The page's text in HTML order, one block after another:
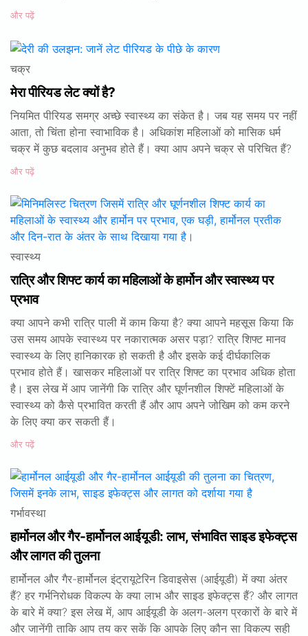
और पढ़ें
चक्र
मेरा पीरियड लेट क्यों है?
नियमित पीरियड समग्र अच्छे स्वास्थ्य का संकेत है। जब यह समय पर नहीं
आता, तो चिंता होना स्वाभाविक है। अधिकांश महिलाओं को मासिक धर्म
चक्र में कुछ बदलाव अनुभव होते हैं। क्या आप अपने चक्र से परिचित हैं?
और पढ़ें
स्वास्थ्य
रात्रि और शिफ्ट कार्य का महिलाओं के हार्मोन और स्वास्थ्य पर
प्रभाव
क्या आपने कभी रात्रि पाली में काम किया है? क्या आपने महसूस किया कि
उस समय आपके स्वास्थ्य पर नकारात्मक असर पड़ा? रात्रि शिफ्ट मानव
स्वास्थ्य के लिए हानिकारक हो सकती है और इसके कई दीर्घकालिक
प्रभाव होते हैं। खासकर महिलाओं पर रात्रि शिफ्ट का प्रभाव अधिक होता
है। इस लेख में आप जानेंगी कि रात्रि और घूर्णनशील शिफ्टें महिलाओं के
स्वास्थ्य को कैसे प्रभावित करती हैं और आप अपने जोखिम को कम करने
के लिए क्या कर सकती हैं।
और पढ़ें
गर्भावस्था
हार्मोनल और गैर-हार्मोनल आईयूडी: लाभ, संभावित साइड इफेक्ट्स
और लागत की तुलना
हार्मोनल और गैर-हार्मोनल इंट्रायूटेरिन डिवाइसेस (आईयूडी) में क्या अंतर
हैं? हर गर्भनिरोधक विकल्प के क्या लाभ और साइड इफेक्ट्स हैं? और लागत
के बारे में क्या? इस लेख में, आप आईयूडी के अलग-अलग प्रकारों के बारे में
और जानेंगी ताकि आप तय कर सकें कि आपके लिए कौन सा विकल्प सही